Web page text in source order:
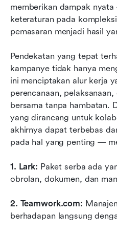
memberikan dampak
keteraturan pada
pemasaran menjadi hasil
Pendekatan yang tepat
kampanye tidak hanya
ini menciptakan alur kerja
perencanaan,
bersama tanpa hambatan.
yang dirancang untuk
akhirnya dapat terbebas
pada hal yang penting —
1. Lark: Paket serba ada
obrolan, dokumen, dan
2. Teamwork.com:
berhadapan langsung
FAQ
Bacaan terkait